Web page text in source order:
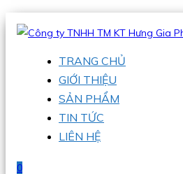
TRANG CHỦ
GIỚI THIỆU
SẢN PHẨM
TIN TỨC
LIÊN HỆ
0